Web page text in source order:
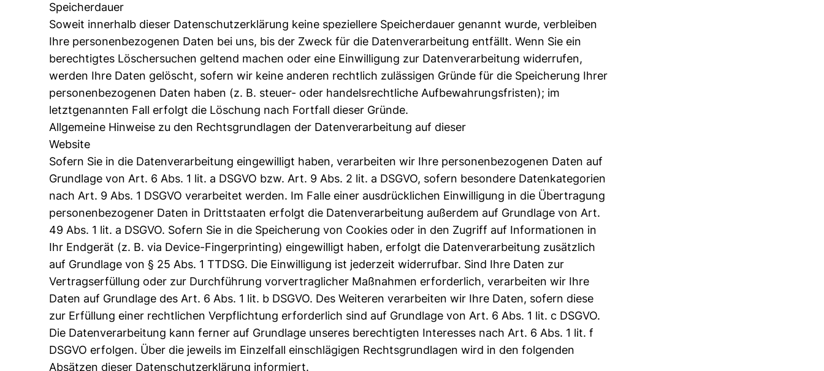
Speicherdauer
Soweit innerhalb dieser Datenschutzerklärung keine speziellere Speicherdauer genannt wurde, verbleiben
Ihre personenbezogenen Daten bei uns, bis der Zweck für die Datenverarbeitung entfällt. Wenn Sie ein
berechtigtes Löschersuchen geltend machen oder eine Einwilligung zur Datenverarbeitung widerrufen,
werden Ihre Daten gelöscht, sofern wir keine anderen rechtlich zulässigen Gründe für die Speicherung Ihrer
personenbezogenen Daten haben (z. B. steuer- oder handelsrechtliche Aufbewahrungsfristen); im
letztgenannten Fall erfolgt die Löschung nach Fortfall dieser Gründe.
Allgemeine Hinweise zu den Rechtsgrundlagen der Datenverarbeitung auf dieser
Website
Sofern Sie in die Datenverarbeitung eingewilligt haben, verarbeiten wir Ihre personenbezogenen Daten auf
Grundlage von Art. 6 Abs. 1 lit. a DSGVO bzw. Art. 9 Abs. 2 lit. a DSGVO, sofern besondere Datenkategorien
nach Art. 9 Abs. 1 DSGVO verarbeitet werden. Im Falle einer ausdrücklichen Einwilligung in die Übertragung
personenbezogener Daten in Drittstaaten erfolgt die Datenverarbeitung außerdem auf Grundlage von Art.
49 Abs. 1 lit. a DSGVO. Sofern Sie in die Speicherung von Cookies oder in den Zugriff auf Informationen in
Ihr Endgerät (z. B. via Device-Fingerprinting) eingewilligt haben, erfolgt die Datenverarbeitung zusätzlich
auf Grundlage von § 25 Abs. 1 TTDSG. Die Einwilligung ist jederzeit widerrufbar. Sind Ihre Daten zur
Vertragserfüllung oder zur Durchführung vorvertraglicher Maßnahmen erforderlich, verarbeiten wir Ihre
Daten auf Grundlage des Art. 6 Abs. 1 lit. b DSGVO. Des Weiteren verarbeiten wir Ihre Daten, sofern diese
zur Erfüllung einer rechtlichen Verpflichtung erforderlich sind auf Grundlage von Art. 6 Abs. 1 lit. c DSGVO.
Die Datenverarbeitung kann ferner auf Grundlage unseres berechtigten Interesses nach Art. 6 Abs. 1 lit. f
DSGVO erfolgen. Über die jeweils im Einzelfall einschlägigen Rechtsgrundlagen wird in den folgenden
Absätzen dieser Datenschutzerklärung informiert.